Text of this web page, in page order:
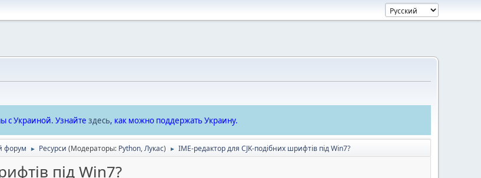
с Украиной. Узнайте здесь, как можно поддержать Украину.
форум ► Ресурси (Модераторы: Python,Лукас) ► IME-редактор для CJK-подібних шрифтів під Win7?
під Win7?